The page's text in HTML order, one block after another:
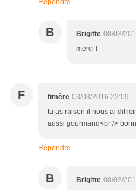
Répondre
B Brigitte 08/03/
merci !
F fimère 03/03/2016 22:09
tu as raison il nous ai
aussi gourmand<br />
Répondre
B Brigitte 08/03/